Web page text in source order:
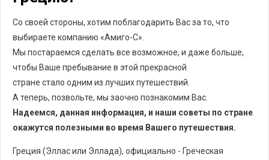
Со своей стороны, хотим поблагодарить Вас за то, что
выбираете компанию «Амиго-С».
Мы постараемся сделать все возможное, и даже больше,
чтобы Ваше пребывание в этой прекрасной
стране стало одним из лучших путешествий.
А теперь, позвольте, мы заочно познакомим Вас.
Надеемся, данная информация, и наши советы по стране
окажутся полезными во время Вашего путешествия.
Греция (Эллас или Эллада), официально - Греческая